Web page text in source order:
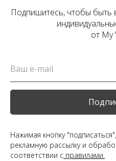
Подпишитесь, чтобы быть
от My
Нажимая кнопку
рекламную рассылку и
соответствии с правилами.